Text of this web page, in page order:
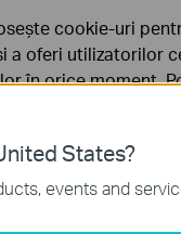
EVDO
States?
events and
cookie-uri
a oferi utilizatorilor
în orice moment.
necesare pentru